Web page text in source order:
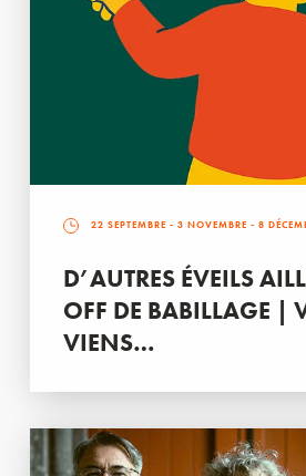
22 SEPTEMBRE - 3 NOVEMBRE - 8
D’AUTRES ÉVEILS
OFF DE BABILLAGE |
VIENS…